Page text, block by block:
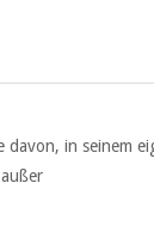
in seinem